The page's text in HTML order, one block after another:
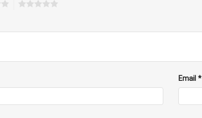
có thể thay đổi theo mong muốn của bạn.
khác của nội thất mộc
cho chúng tôi0965.207.468.Nội thất mộc Style luôn
Email *